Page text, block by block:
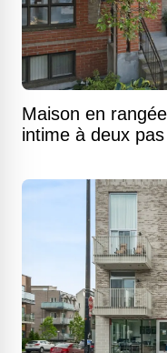
Maison en
intime à deux